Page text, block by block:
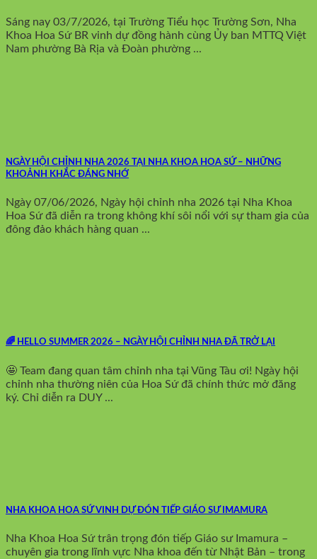
Sáng nay 03/7/2026, tại Trường Tiểu học Trường Sơn, Nha
Khoa Hoa Sứ BR vinh dự đồng hành cùng Ủy ban MTTQ Việt
Nam phường Bà Rịa và Đoàn phường ...
NGÀY HỘI CHỈNH NHA 2026 TẠI NHA KHOA HOA SỨ – NHỮNG
KHOẢNH KHẮC ĐÁNG NHỚ
Ngày 07/06/2026, Ngày hội chỉnh nha 2026 tại Nha Khoa
Hoa Sứ đã diễn ra trong không khí sôi nổi với sự tham gia của
đông đảo khách hàng quan ...
🌈 HELLO SUMMER 2026 – NGÀY HỘI CHỈNH NHA ĐÃ TRỞ LẠI
🤩 Team đang quan tâm chỉnh nha tại Vũng Tàu ơi! Ngày hội
chỉnh nha thường niên của Hoa Sứ đã chính thức mở đăng
ký. Chỉ diễn ra DUY ...
NHA KHOA HOA SỨ VINH DỰ ĐÓN TIẾP GIÁO SƯ IMAMURA
Nha Khoa Hoa Sứ trân trọng đón tiếp Giáo sư Imamura –
chuyên gia trong lĩnh vực Nha khoa đến từ Nhật Bản – trong